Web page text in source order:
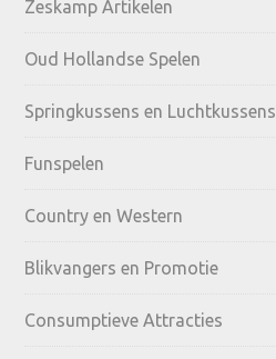
Sidebar
Zeskamp Artikelen
Oud Hollandse Spelen
Springkussens en Luchtkussens
Funspelen
Country en Western
Blikvangers en Promotie
Consumptieve Attracties